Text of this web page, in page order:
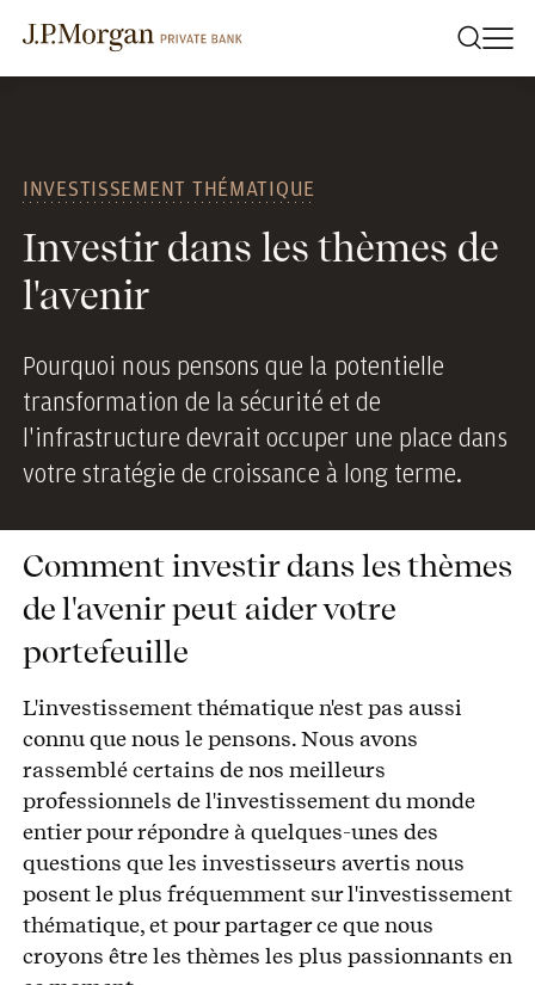
INVESTISSEMENT THÉMATIQUE
Investir dans les thèmes de
l'avenir
Pourquoi nous pensons que la potentielle
transformation de la sécurité et de
l'infrastructure devrait occuper une place dans
votre stratégie de croissance à long terme.
Comment investir dans les thèmes
de l'avenir peut aider votre
portefeuille
L'investissement thématique n'est pas aussi
connu que nous le pensons. Nous avons
rassemblé certains de nos meilleurs
professionnels de l'investissement du monde
entier pour répondre à quelques-unes des
questions que les investisseurs avertis nous
posent le plus fréquemment sur l'investissement
thématique, et pour partager ce que nous
croyons être les thèmes les plus passionnants en